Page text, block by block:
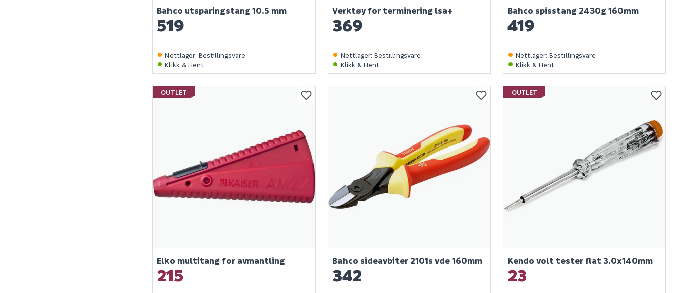
Bahco utsparingstang 10.5 mm
519
Nettlager:Bestillingsvare
Klikk & Hent
Verktøy for terminering lsa+
369
Nettlager: Bestillingsvare
Klikk & Hent
Bahco spisstang 2430g 160mm
419
Nettlager: Bestillingsvare
Klikk & Hent
OUTLET
Elko multitang for avmantling
215
Bahco sideavbiter 2101s vde 160mm
342
OUTLET
Kendo volt tester flat 3.0x140mm
23